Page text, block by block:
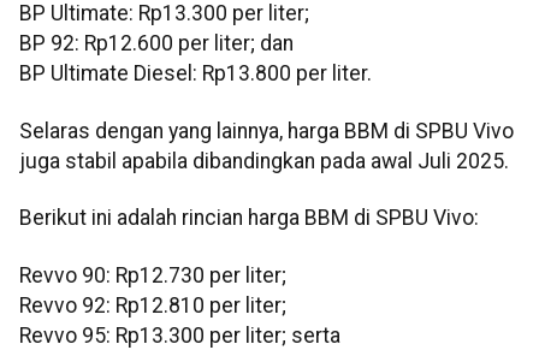
BP Ultimate: Rp13.300 per liter;
BP 92: Rp12.600 per liter; dan
BP Ultimate Diesel: Rp13.800 per liter.
Selaras dengan yang lainnya, harga BBM di SPBU Vivo
juga stabil apabila dibandingkan pada awal Juli 2025.
Berikut ini adalah rincian harga BBM di SPBU Vivo:
Revvo 90: Rp12.730 per liter;
Revvo 92: Rp12.810 per liter;
Revvo 95: Rp13.300 per liter; serta